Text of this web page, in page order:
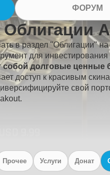
ФОРУМ
Облигации
в раздел "Облигации"
для
собой долговые ценные
доступ к красивым
свой
Прочее Услуги Донат